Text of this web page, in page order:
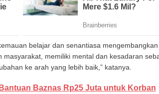
belajar dan senantiasa
memiliki mental dan kesadaran
ke arah yang lebih baik,” katanya.
Baznas Rp25 Juta untuk Korban